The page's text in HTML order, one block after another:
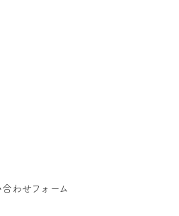
合わせフォーム